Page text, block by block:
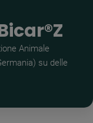
Animale
su delle